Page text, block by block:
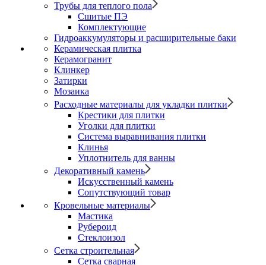
Трубы для теплого пола
Сшитые ПЭ
Комплектующие
Гидроаккумуляторы и расширительные баки
Керамическая плитка
Керамогранит
Клинкер
Затирки
Мозаика
Расходные материалы для укладки плитки
Крестики для плитки
Уголки для плитки
Система выравнивания плитки
Клинья
Уплотнитель для ванны
Декоративный камень
Искусственный камень
Сопутствующий товар
Кровельные материалы
Мастика
Рубероид
Стеклоизол
Сетка строительная
Сетка сварная